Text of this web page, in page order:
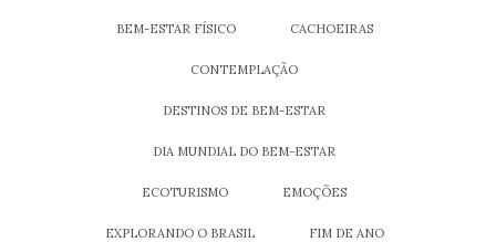
BEM-ESTAR FÍSICO CACHOEIRAS
CONTEMPLAÇÃO
DESTINOS DE BEM-ESTAR
DIA MUNDIAL DO BEM-ESTAR
ECOTURISMO EMOÇÕES
EXPLORANDO O BRASIL FIM DE ANO